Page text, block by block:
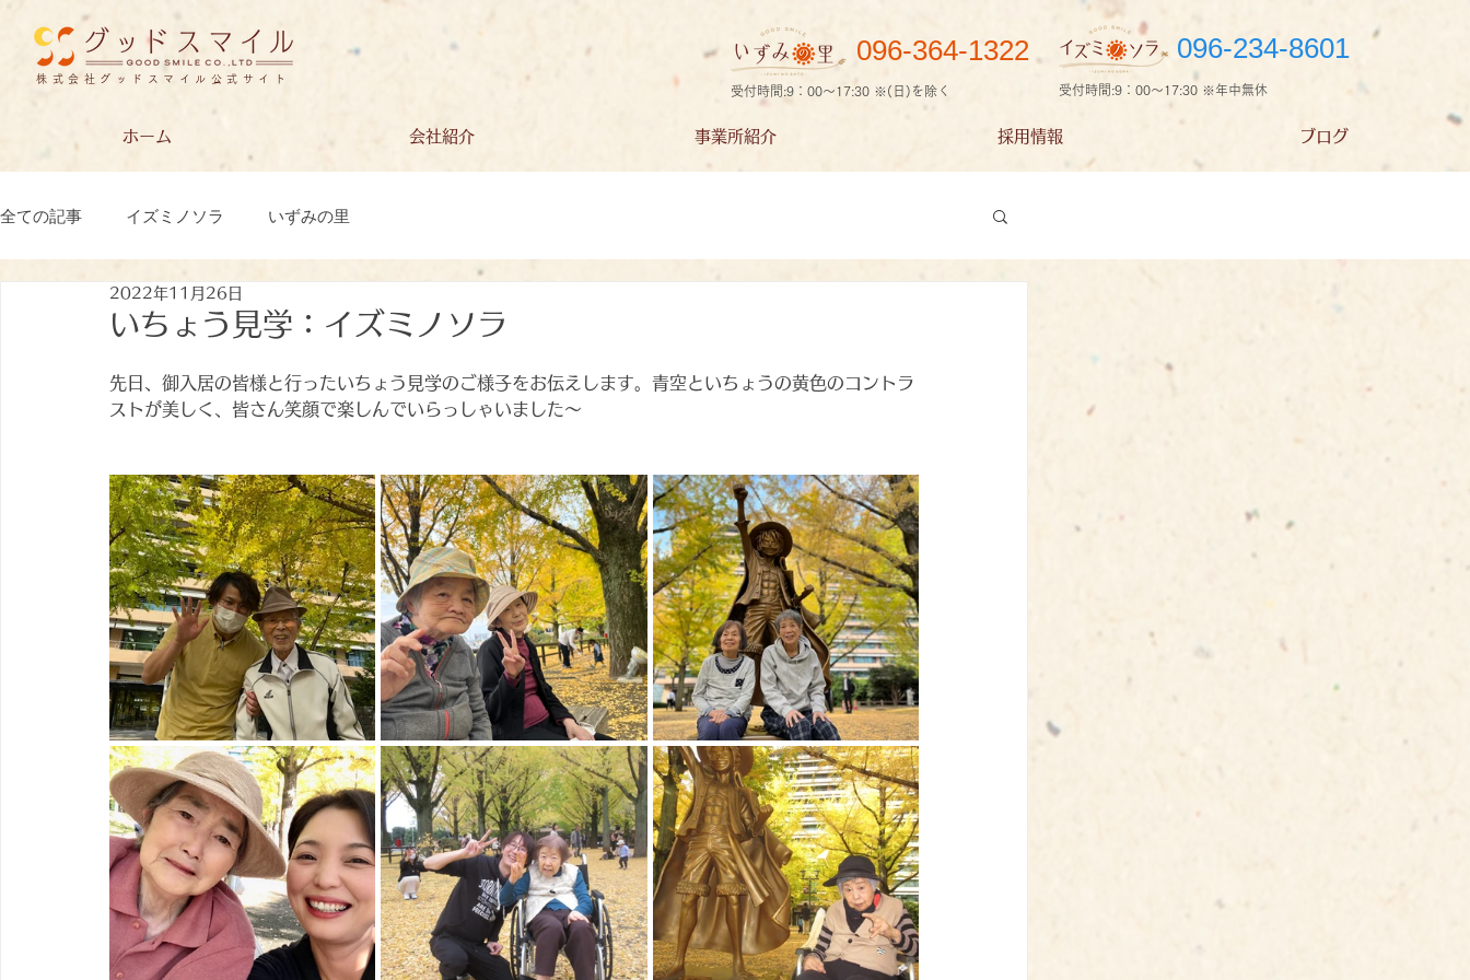
株式会社グッドスマイル公式サイト
096-364-1322
受付時間:9：00～17:30 ※(日)を除く
096-234-8601
受付時間:9：00～17:30 ※年中無休
ホーム 会社紹介 事業所紹介 採用情報 ブログ
全ての記事 イズミノソラ いずみの里
いちょう見学：イズミノソラ
2022年11月26日
先日、御入居の皆様と行ったいちょう見学のご様子をお伝えします。青空といちょうの黄色のコントラ
ストが美しく、皆さん笑顔で楽しんでいらっしゃいました～